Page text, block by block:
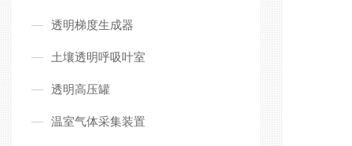
透明梯度生成器
土壤透明呼吸叶室
透明高压罐
温室气体采集装置